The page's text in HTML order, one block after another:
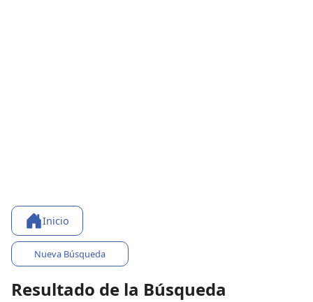
Inicio
Nueva Búsqueda
Resultado de la Búsqueda